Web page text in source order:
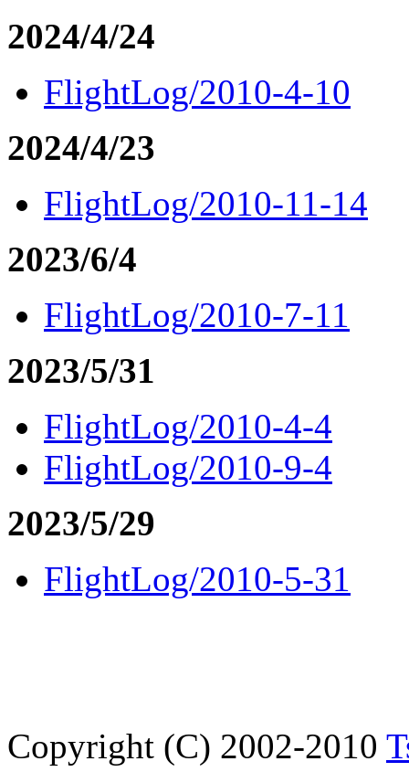
2024/4/24
FlightLog/2010-4-10
2024/4/23
FlightLog/2010-11-14
2023/6/4
FlightLog/2010-7-11
2023/5/31
FlightLog/2010-4-4
FlightLog/2010-9-4
2023/5/29
FlightLog/2010-5-31
Copyright (C) 2002-2010